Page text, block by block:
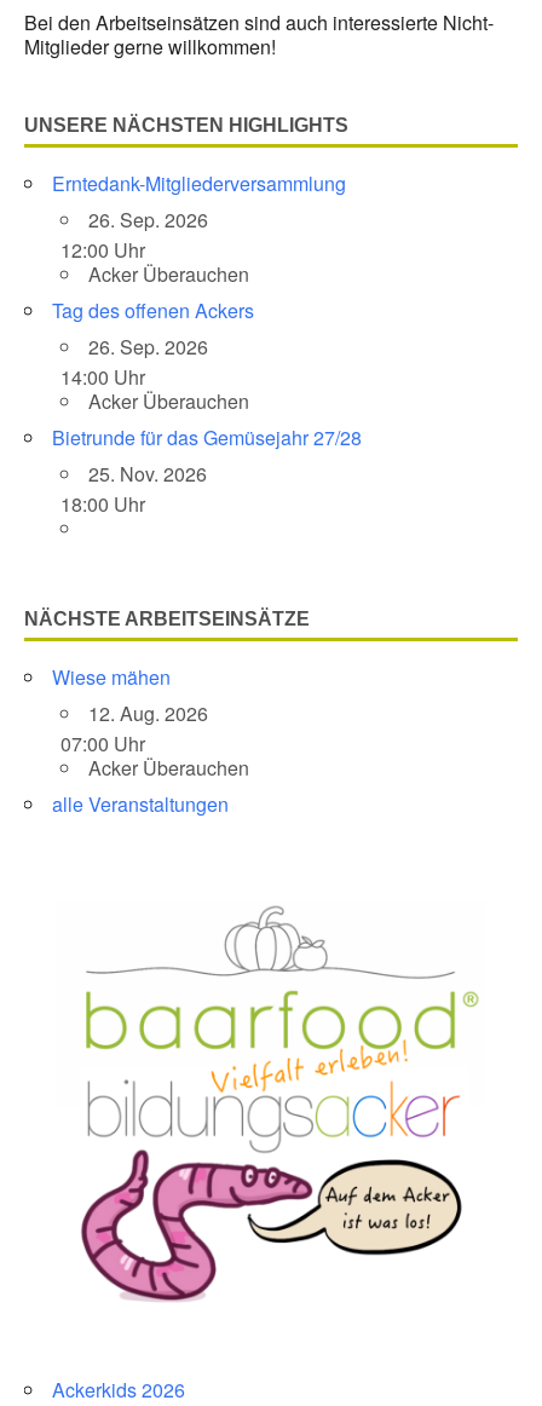
Bei den Arbeitseinsätzen sind auch interessierte Nicht-
Mitglieder gerne willkommen!
UNSERE NÄCHSTEN HIGHLIGHTS
Erntedank-Mitgliederversammlung
26. Sep. 2026
12:00 Uhr
Acker Überauchen
Tag des offenen Ackers
26. Sep. 2026
14:00 Uhr
Acker Überauchen
Bietrunde für das Gemüsejahr 27/28
25. Nov. 2026
18:00 Uhr
NÄCHSTE ARBEITSEINSÄTZE
Wiese mähen
12. Aug. 2026
07:00 Uhr
Acker Überauchen
alle Veranstaltungen
Ackerkids 2026